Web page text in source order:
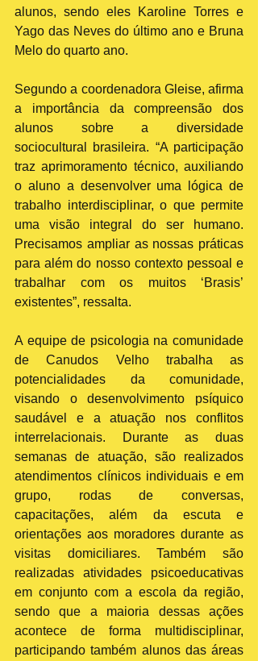
alunos, sendo eles Karoline Torres e
Yago das Neves do último ano e Bruna
Melo do quarto ano.
Segundo a coordenadora Gleise, afirma
a importância da compreensão dos
alunos sobre a diversidade
sociocultural brasileira. “A participação
traz aprimoramento técnico, auxiliando
o aluno a desenvolver uma lógica de
trabalho interdisciplinar, o que permite
uma visão integral do ser humano.
Precisamos ampliar as nossas práticas
para além do nosso contexto pessoal e
trabalhar com os muitos ‘Brasis’
existentes”, ressalta.
A equipe de psicologia na comunidade
de Canudos Velho trabalha as
potencialidades da comunidade,
visando o desenvolvimento psíquico
saudável e a atuação nos conflitos
interrelacionais. Durante as duas
semanas de atuação, são realizados
atendimentos clínicos individuais e em
grupo, rodas de conversas,
capacitações, além da escuta e
orientações aos moradores durante as
visitas domiciliares. Também são
realizadas atividades psicoeducativas
em conjunto com a escola da região,
sendo que a maioria dessas ações
acontece de forma multidisciplinar,
participando também alunos das áreas